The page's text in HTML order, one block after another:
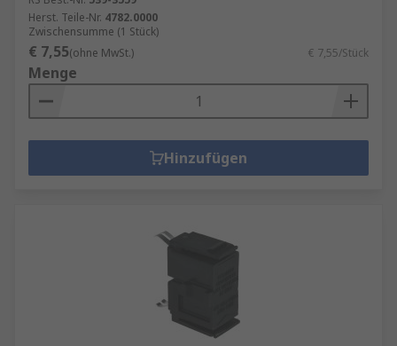
Herst. Teile-Nr. 4782.0000
Zwischensumme (1 Stück)
€ 7,55(ohne MwSt.) € 7,55/Stück
Menge
Hinzufügen